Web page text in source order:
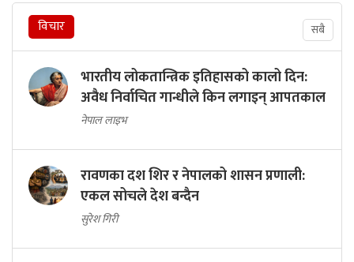
विचार सबै
भारतीय लोकतान्त्रिक इतिहासको कालो दिन:
अवैध निर्वाचित गान्धीले किन लगाइन् आपतकाल
नेपाल लाइभ
रावणका दश शिर र नेपालको शासन प्रणाली:
एकल सोचले देश बन्दैन
सुरेश गिरी